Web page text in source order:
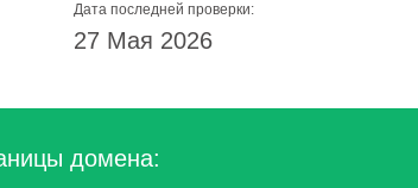
Дата последней проверки:
27 Мая 2026
домена: